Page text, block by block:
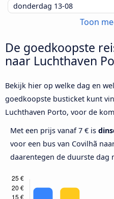
donderdag 13-08
Toon
De goedkoopste
naar Luchthaven
Bekijk hier op welke dag en
goedkoopste busticket kunt
Luchthaven Porto, voor de
Met een prijs vanaf 7 € is
voor een bus van Covilhã
daarentegen de duurste dag